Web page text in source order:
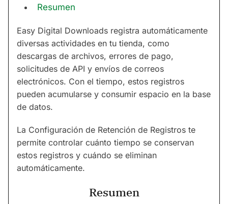
Resumen
Easy Digital Downloads registra automáticamente
diversas actividades en tu tienda, como
descargas de archivos, errores de pago,
solicitudes de API y envíos de correos
electrónicos. Con el tiempo, estos registros
pueden acumularse y consumir espacio en la base
de datos.
La Configuración de Retención de Registros te
permite controlar cuánto tiempo se conservan
estos registros y cuándo se eliminan
automáticamente.
Resumen